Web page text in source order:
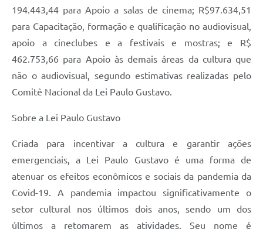
194.443,44 para Apoio a salas de cinema; R$97.634,51
para Capacitação, formação e qualificação no audiovisual,
apoio a cineclubes e a festivais e mostras; e R$
462.753,66 para Apoio às demais áreas da cultura que
não o audiovisual, segundo estimativas realizadas pelo
Comitê Nacional da Lei Paulo Gustavo.
Sobre a Lei Paulo Gustavo
Criada para incentivar a cultura e garantir ações
emergenciais, a Lei Paulo Gustavo é uma forma de
atenuar os efeitos econômicos e sociais da pandemia da
Covid-19. A pandemia impactou significativamente o
setor cultural nos últimos dois anos, sendo um dos
últimos a retomarem as atividades. Seu nome é